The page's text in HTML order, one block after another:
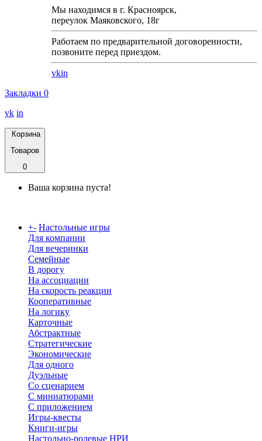
Мы находимся в г. Красноярск,
переулок Маяковского, 18г
Работаем по предварительной договоренности,
позвоните перед приездом.
vkin
Закладки 0
vk in
Корзина
Товаров
0
Ваша корзина пуста!
+- Настольные игры
Для компании
Для вечеринки
Семейные
В дорогу
На ассоциации
На скорость реакции
Кооперативные
На логику
Карточные
Абстрактные
Стратегические
Экономические
Для одного
Дуэльные
Со сценарием
С миниатюрами
С приложением
Игры-квесты
Книги-игры
Настольно-ролевые НРИ